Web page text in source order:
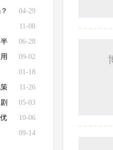
04-29
11-08
06-28
09-02
01-18
11-26
05-03
10-06
09-14